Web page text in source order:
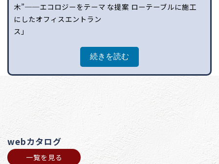
木”──エコロジーをテーマ
にしたオフィスエントラン
ス」
な提案 ローテーブルに施工
続きを読む
webカタログ
一覧を見る